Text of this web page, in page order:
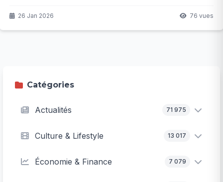
exceptionnel ? Les explications scientifiques et les
26 Jan 2026 76 vues
Catégories
Actualités 71 975
Culture & Lifestyle 13 017
Économie & Finance 7 079